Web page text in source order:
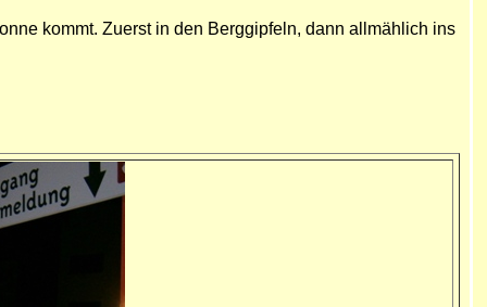
kommt. Zuerst in den Berggipfeln, dann allmählich ins